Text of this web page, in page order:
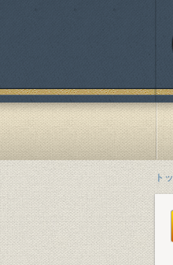
ト